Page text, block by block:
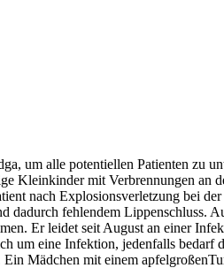
um alle potentiellen Patienten zu
Kleinkinder mit Verbrennungen an
nach Explosionsverletzung bei
dadurch fehlendem Lippenschluss.
Er leidet seit August an einer
um eine Infektion, jedenfalls bedarf
Mädchen mit einem